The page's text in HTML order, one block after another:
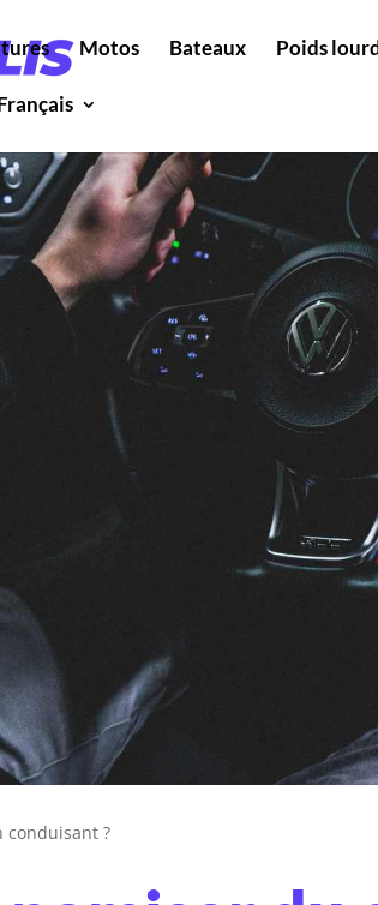
Motos Bateaux Poids
conduisant ?